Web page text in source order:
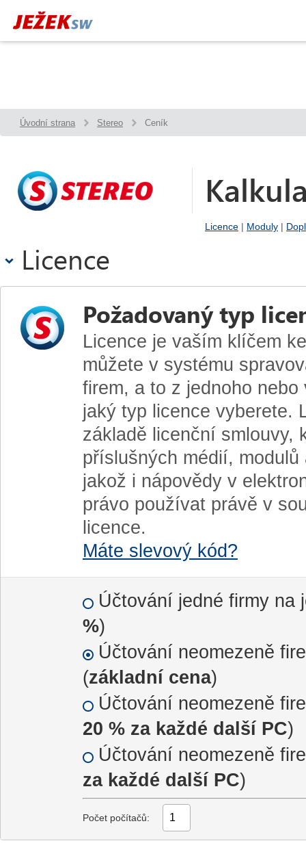
Úvodní strana Stereo Ceník
Licence | Moduly |
Licence
Požadovaný typ
Licence je vaším klíčem
můžete v systému
firem, a to z jednoho
jaký typ licence vyberete.
základě licenční smlouvy,
příslušných médií,
jakož i nápovědy v
právo používat právě v
licence.
Máte slevový kód?
Účtování jedné firmy na
%)
Účtování neomezeně
(základní cena)
Účtování neomezeně
20 % za každé další PC)
Účtování neomezeně
za každé další PC)
Počet počítačů: